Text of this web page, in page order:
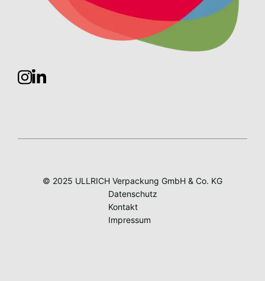
© 2025 ULLRICH Verpackung GmbH & Co. KG
Datenschutz
Kontakt
Impressum